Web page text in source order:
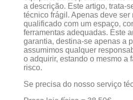
a descrição. Este artigo, trata-
técnico frágil. Apenas deve
qualificado com um espaço,
ferramentas adequadas. Este
garantia, destina-se apenas a
assumimos qualquer
o adquirir, estando o mesmo a
risco.
Se precisa do nosso serviço